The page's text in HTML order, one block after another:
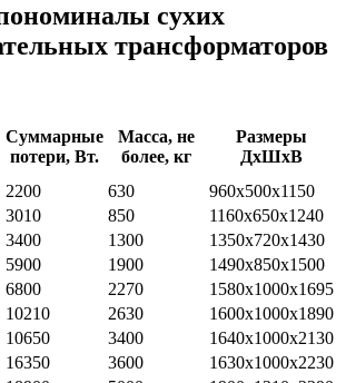
сухих
трансформаторов
Суммарные
потери, Вт.
Масса, не
более, кг
Размеры
ДхШхВ
2200 630
960х500х1150
3010 850
1160х650х1240
3400 1300
1350х720х1430
5900 1900
1490х850х1500
6800 2270
1580х1000х1695
10210 2630
1600х1000х1890
10650 3400
1640х1000х2130
16350 3600
1630х1000х2230